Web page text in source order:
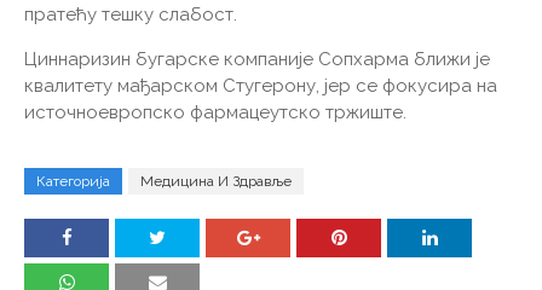
пратећу тешку слабост.
Циннаризин бугарске компаније Сопхарма ближи је
квалитету мађарском Стугерону, јер се фокусира на
источноевропско фармацеутско тржиште.
Категорија Медицина И Здравље